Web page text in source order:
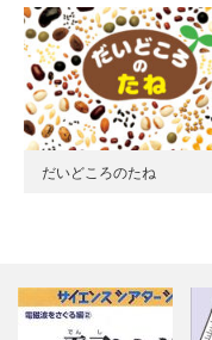
だいどころのたね